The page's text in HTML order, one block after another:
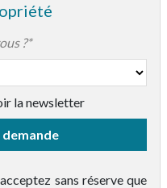
?*
la newsletter
sans réserve que